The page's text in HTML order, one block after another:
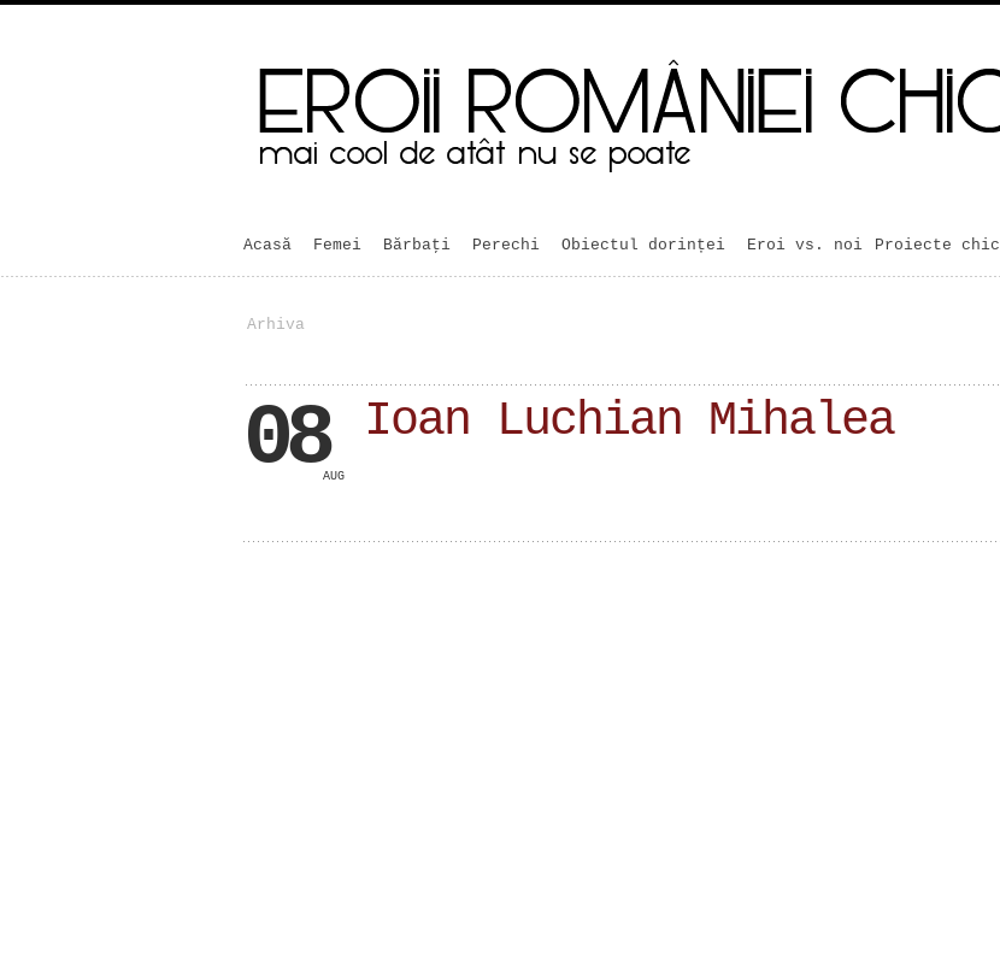
Acasă Femei Bărbaţi Perechi Obiectul dorinței Eroi vs. noi Proiecte chic
Arhiva
08AUG
Ioan Luchian Mihalea